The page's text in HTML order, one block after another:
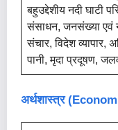
बहुउद्देशीय नदी घाटी
संसाधन, जनसंख्या एवं
संचार, विदेश व्यापार,
पानी, मृदा प्रदूषण,
अर्थशास्त्र